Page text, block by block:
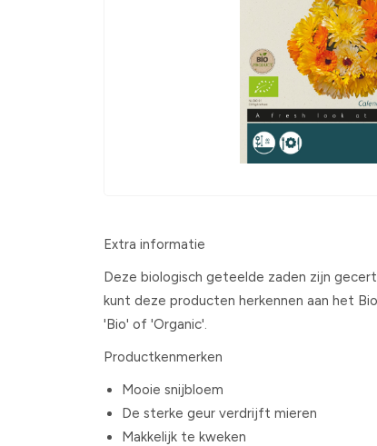
Extra informatie
Deze biologisch geteelde zaden zijn
kunt deze producten herkennen aan het
'Bio' of 'Organic'.
Productkenmerken
Mooie snijbloem
De sterke geur verdrijft mieren
Makkelijk te kweken